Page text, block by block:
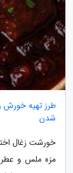
شدن
خورشت زغال
مزه ملس و